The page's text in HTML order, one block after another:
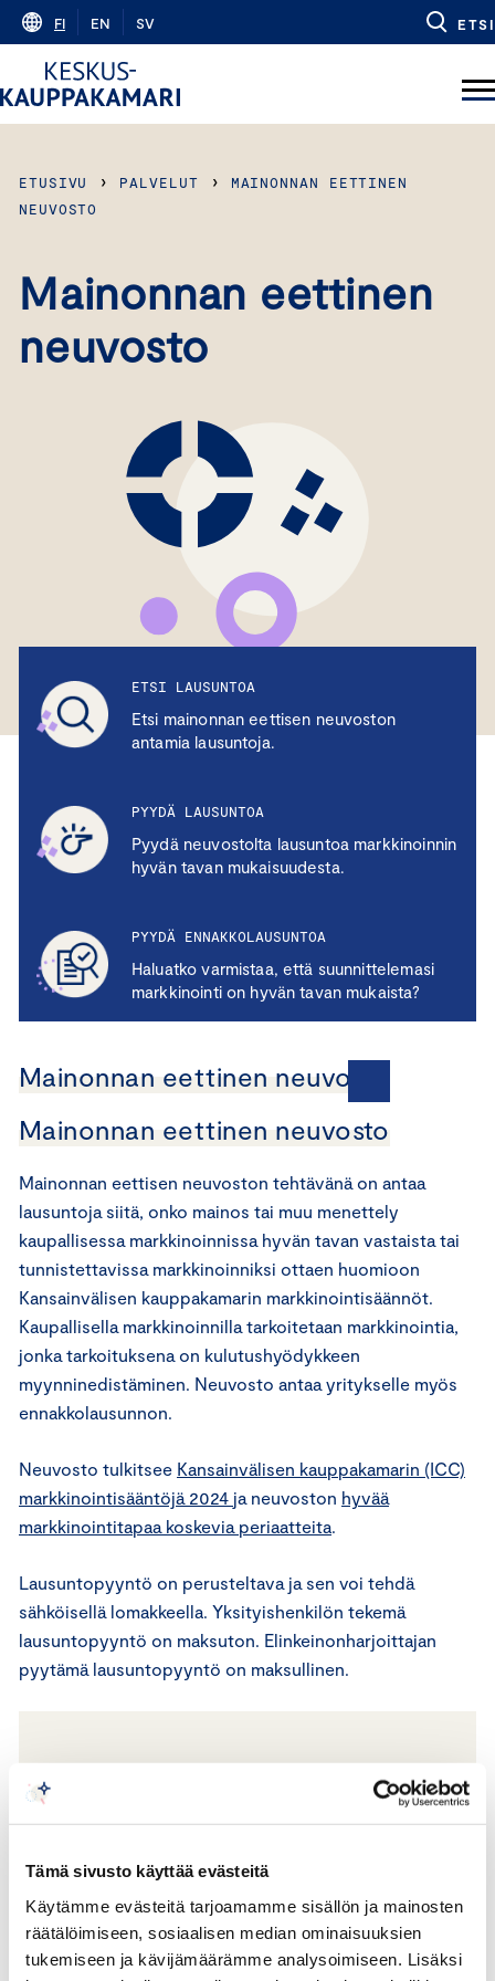
Tämä sivusto käyttää evästeitä
Käytämme evästeitä tarjoamamme sisällön ja mainosten
räätälöimiseen, sosiaalisen median ominaisuuksien
tukemiseen ja kävijämäärämme analysoimiseen. Lisäksi
Skip
content
FI EN SV ETSI
ETUSIVU › PALVELUT ›
MAINONNAN EETTINEN
NEUVOSTO
Mainonnan eettinen
neuvosto
ETSI LAUSUNTOA
Etsi mainonnan eettisen neuvoston
antamia lausuntoja.
PYYDÄ LAUSUNTOA
Pyydä neuvostolta lausuntoa markkinoinnin
hyvän tavan mukaisuudesta.
PYYDÄ ENNAKKOLAUSUNTOA
Haluatko varmistaa, että suunnittelemasi
markkinointi on hyvän tavan mukaista?
Mainonnan eettinen neuvosto
Mainonnan eettinen neuvosto
Mainonnan eettisen neuvoston tehtävänä on antaa
lausuntoja siitä, onko mainos tai muu menettely
kaupallisessa markkinoinnissa hyvän tavan vastaista tai
tunnistettavissa markkinoinniksi ottaen huomioon
Kansainvälisen kauppakamarin markkinointisäännöt.
Kaupallisella markkinoinnilla tarkoitetaan markkinointia,
jonka tarkoituksena on kulutushyödykkeen
myynninedistäminen. Neuvosto antaa yritykselle myös
ennakkolausunnon.
Neuvosto tulkitsee Kansainvälisen kauppakamarin (ICC)
markkinointisääntöjä 2024 ja neuvoston hyvää
markkinointitapaa koskevia periaatteita.
Lausuntopyyntö on perusteltava ja sen voi tehdä
sähköisellä lomakkeella. Yksityishenkilön tekemä
lausuntopyyntö on maksuton. Elinkeinonharjoittajan
pyytämä lausuntopyyntö on maksullinen.
Neuvoston toimivaltaan ei kuulu esimerkiksi
markkinoinnin harhaanjohtavuus
markkinoinnin hyvän maun vastaisuus
poliittinen tai uskonnollinen mainonta